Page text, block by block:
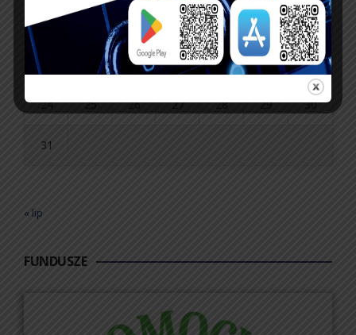
10 12 13 14 15 16
19 20 21 22 23
24 25 26 27 28 29 30
31
« lip
FUNDUSZE